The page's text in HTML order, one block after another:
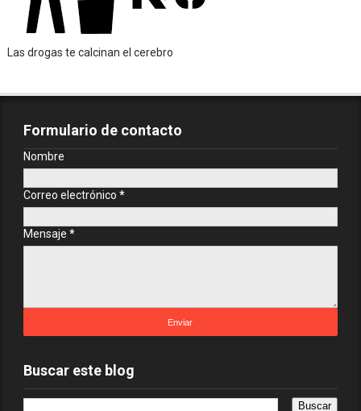
Las drogas te calcinan el cerebro
Formulario de contacto
Nombre
Correo electrónico *
Mensaje *
Buscar este blog